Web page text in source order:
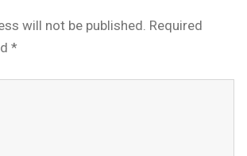
will not be published. Required
*